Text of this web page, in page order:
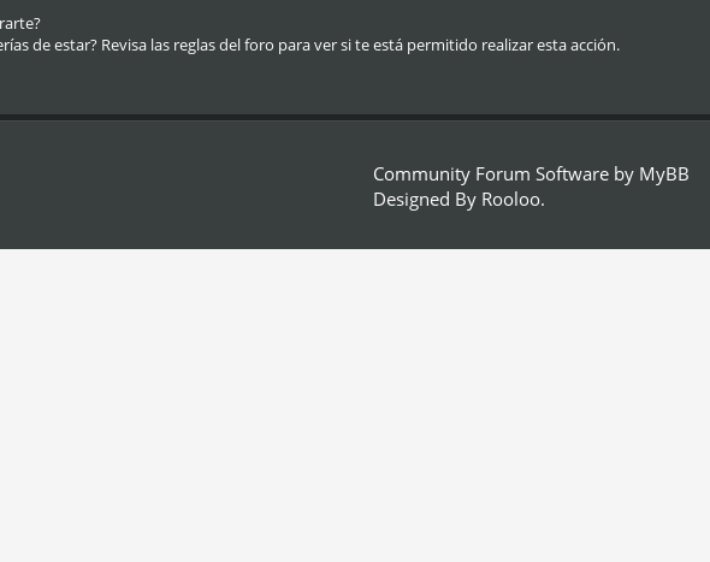
de estar? Revisa las reglas del foro para ver si te está permitido realizar esta acción.
Community Forum Software by MyBB
Designed By Rooloo.